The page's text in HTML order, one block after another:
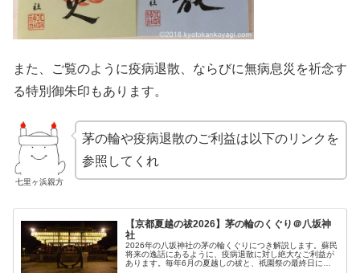
また、ご覧のように疫病退散、ならびに無病息災を祈念す
る特別御朱印もあります。
七里ヶ浜親方
茅の輪や疫病退散のご利益は以下のリンクを
参照してくれ
【京都夏越の祓2026】茅の輪のくぐり＠八坂神
社
2026年の八坂神社の茅の輪くぐりにつき解説します。蘇民
将来の逸話にあるように、疫病退散に対し絶大なご利益が
あります。毎年6月の夏越しの祓と、祇園祭の最終日に茅